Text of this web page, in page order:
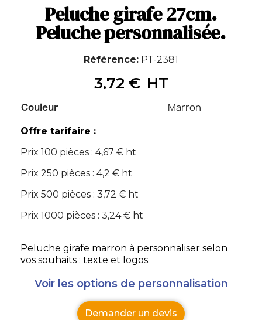
Peluche girafe 27cm.
Peluche personnalisée.
Référence PT-2381
3,72 € HT
Couleur Marron
Offre tarifaire :
Prix 100 pièces : 4,67 € ht
Prix 250 pièces : 4,2 € ht
Prix 500 pièces : 3,72 € ht
Prix 1000 pièces : 3,24 € ht
Peluche girafe marron à personnaliser selon
vos souhaits : texte et logos.
Voir les options de personnalisation
Demander un devis